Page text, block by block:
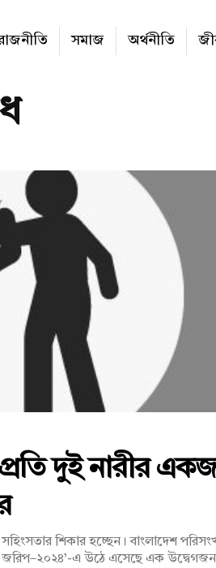
সমাজ অর্থনীতি
দুই নারীর
শিকার হচ্ছেন। বাংলাদেশ
জরিপ–২০২৪’-এ উঠে এসেছে এক